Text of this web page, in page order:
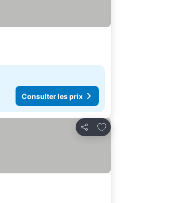
Consulter les prix
Partager
Ajouter à mes favoris